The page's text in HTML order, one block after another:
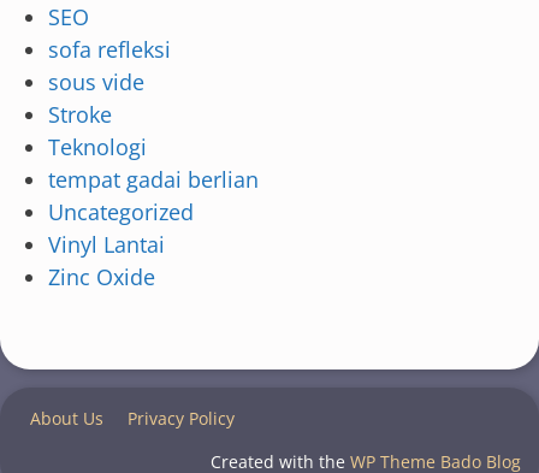
SEO
sofa refleksi
sous vide
Stroke
Teknologi
tempat gadai berlian
Uncategorized
Vinyl Lantai
Zinc Oxide
About Us
Privacy Policy
Created with the WP Theme Bado Blog